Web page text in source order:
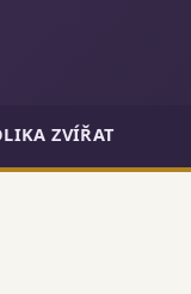
ZVÍŘAT